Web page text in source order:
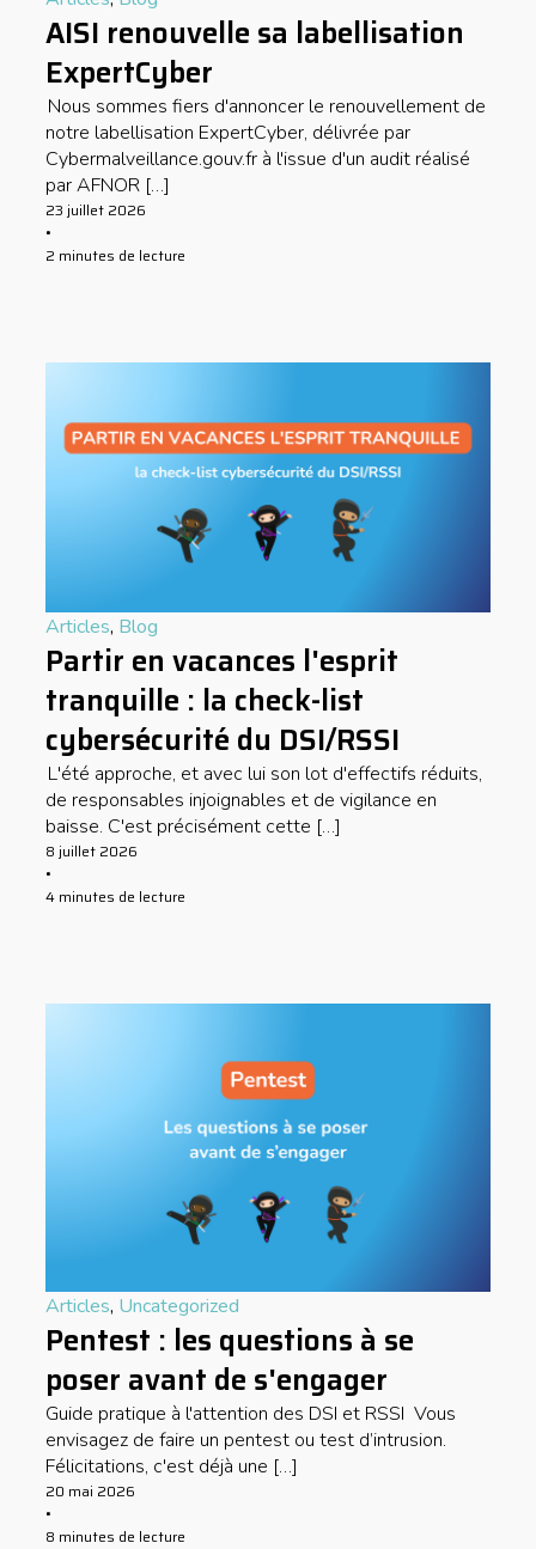
AISI renouvelle sa labellisation
ExpertCyber
Nous sommes fiers d'annoncer le renouvellement de
notre labellisation ExpertCyber, délivrée par
Cybermalveillance.gouv.fr à l'issue d'un audit réalisé
par AFNOR […]
23 juillet 2026
•
2 minutes de lecture
Articles, Blog
Partir en vacances l'esprit
tranquille : la check-list
cybersécurité du DSI/RSSI
L'été approche, et avec lui son lot d'effectifs réduits,
de responsables injoignables et de vigilance en
baisse. C'est précisément cette […]
8 juillet 2026
•
4 minutes de lecture
Articles, Uncategorized
Pentest : les questions à se
poser avant de s'engager
Guide pratique à l'attention des DSI et RSSI Vous
envisagez de faire un pentest ou test d’intrusion.
Félicitations, c'est déjà une […]
20 mai 2026
•
8 minutes de lecture